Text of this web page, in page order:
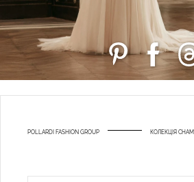
POLLARDI FASHION GROUP КОЛЕКЦІЯ